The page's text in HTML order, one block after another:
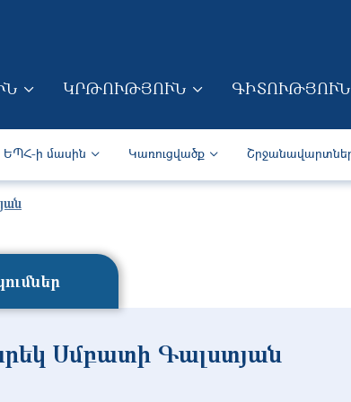
(ARM)
ԿՐԹՈՒԹՅՈՒՆ ԳԻՏՈՒԹՅՈՒՆ
Secondary navigation (Arm)
ԵՊՀ-ի մասին Կառուցվածք
Սմբատի Գալստյան